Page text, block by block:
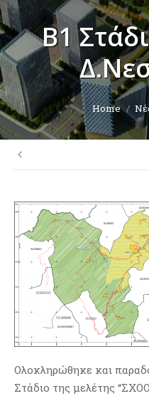
Β1
You are here:
Home
Ολοκληρώθηκε και
Στάδιο της μελέτης